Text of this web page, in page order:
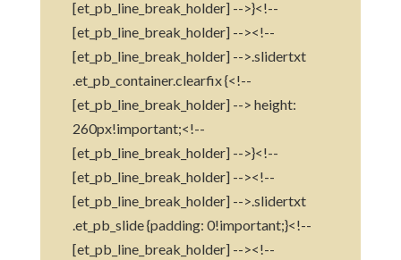
[et_pb_line_break_holder] -->}<!--
[et_pb_line_break_holder] --><!--
[et_pb_line_break_holder] -->.slidertxt
.et_pb_container.clearfix {<!--
[et_pb_line_break_holder] --> height:
260px!important;<!--
[et_pb_line_break_holder] -->}<!--
[et_pb_line_break_holder] --><!--
[et_pb_line_break_holder] -->.slidertxt
.et_pb_slide {padding: 0!important;}<!--
[et_pb_line_break_holder] --><!--